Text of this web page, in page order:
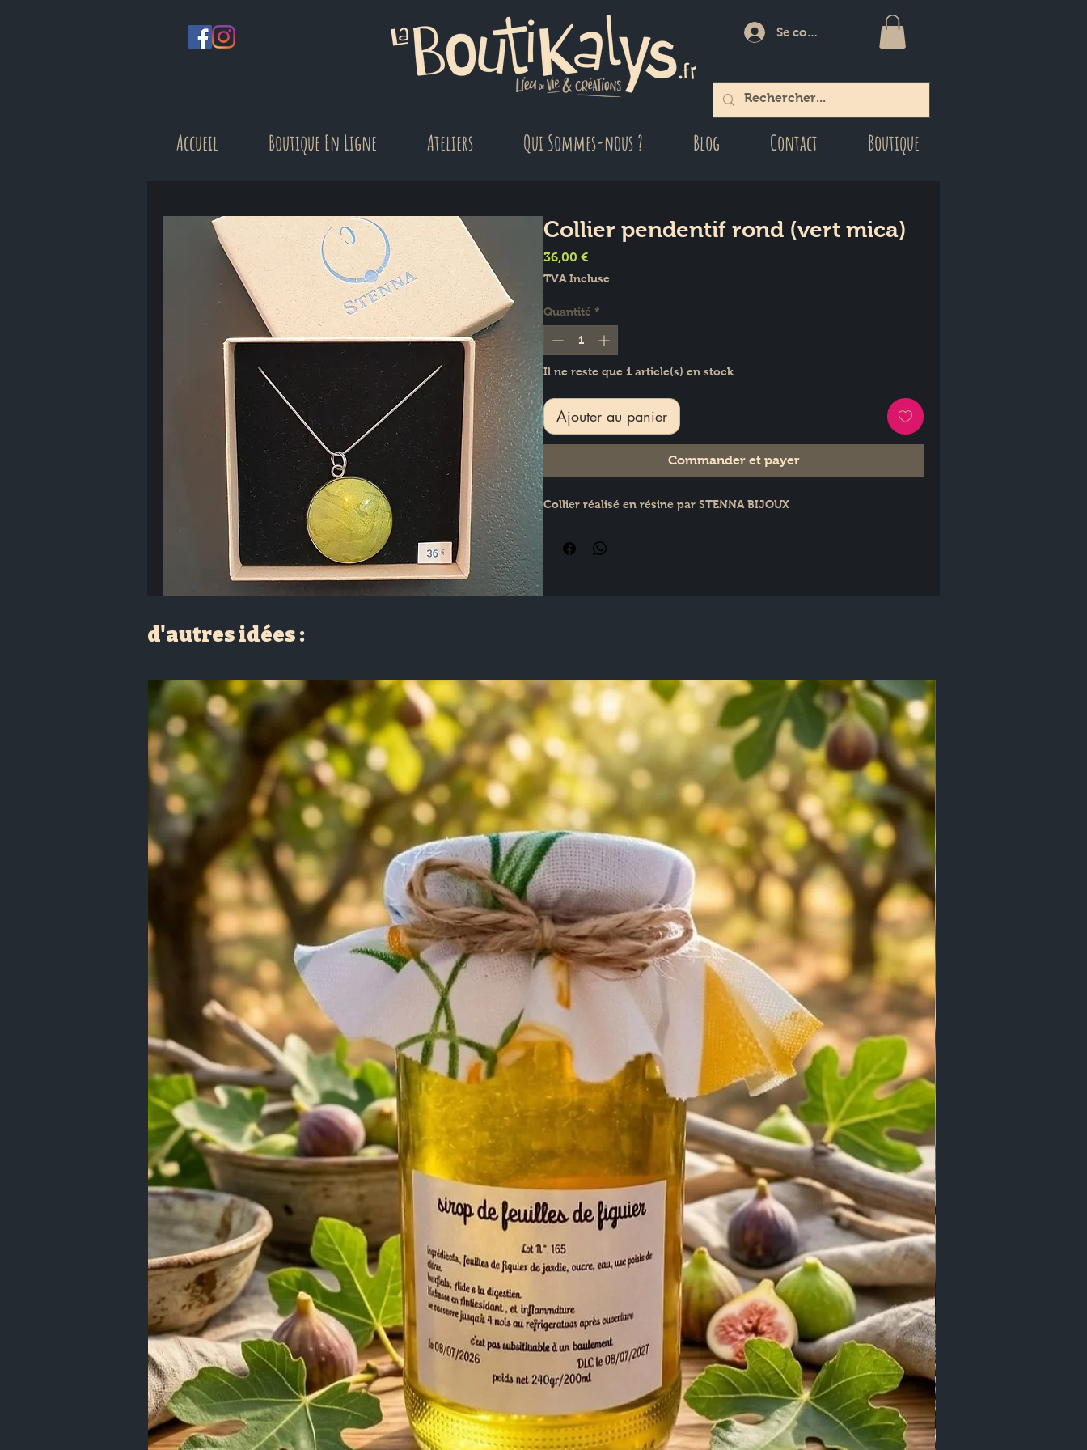
Se connecter
Accueil Boutique En Ligne Ateliers Qui Sommes-nous ? Blog Contact Boutique
Collier pendentif rond (vert mica)
36,00 €
TVA Incluse
Quantité *
Il ne reste que 1 article(s) en stock
Ajouter au panier
Commander et payer
Collier réalisé en résine par STENNA BIJOUX
d'autres idées :